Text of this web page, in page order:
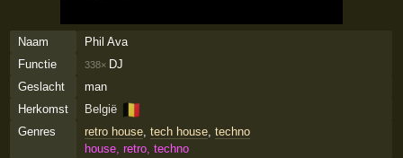
Naam
Phil Ava
Functie
338× DJ
Geslacht
man
Herkomst
België 🇧🇪
Genres retro house, tech house, techno
house, retro, techno